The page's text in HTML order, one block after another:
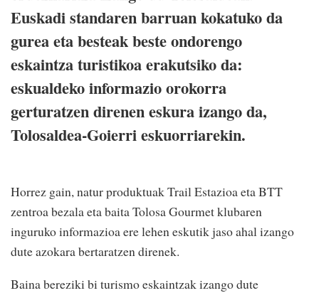
Euskadi standaren barruan kokatuko da
gurea eta besteak beste ondorengo
eskaintza turistikoa erakutsiko da:
eskualdeko informazio orokorra
gerturatzen direnen eskura izango da,
Tolosaldea-Goierri eskuorriarekin.
Horrez gain, natur produktuak Trail Estazioa eta BTT
zentroa bezala eta baita Tolosa Gourmet klubaren
inguruko informazioa ere lehen eskutik jaso ahal izango
dute azokara bertaratzen direnek.
Baina bereziki bi turismo eskaintzak izango dute